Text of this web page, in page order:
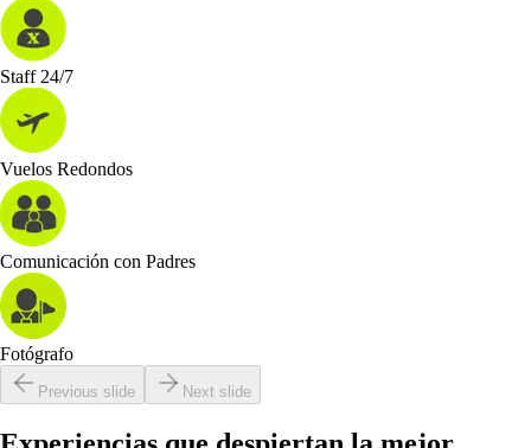
Staff 24/7
Vuelos Redondos
Comunicación con Padres
Fotógrafo
Previous slide Next slide